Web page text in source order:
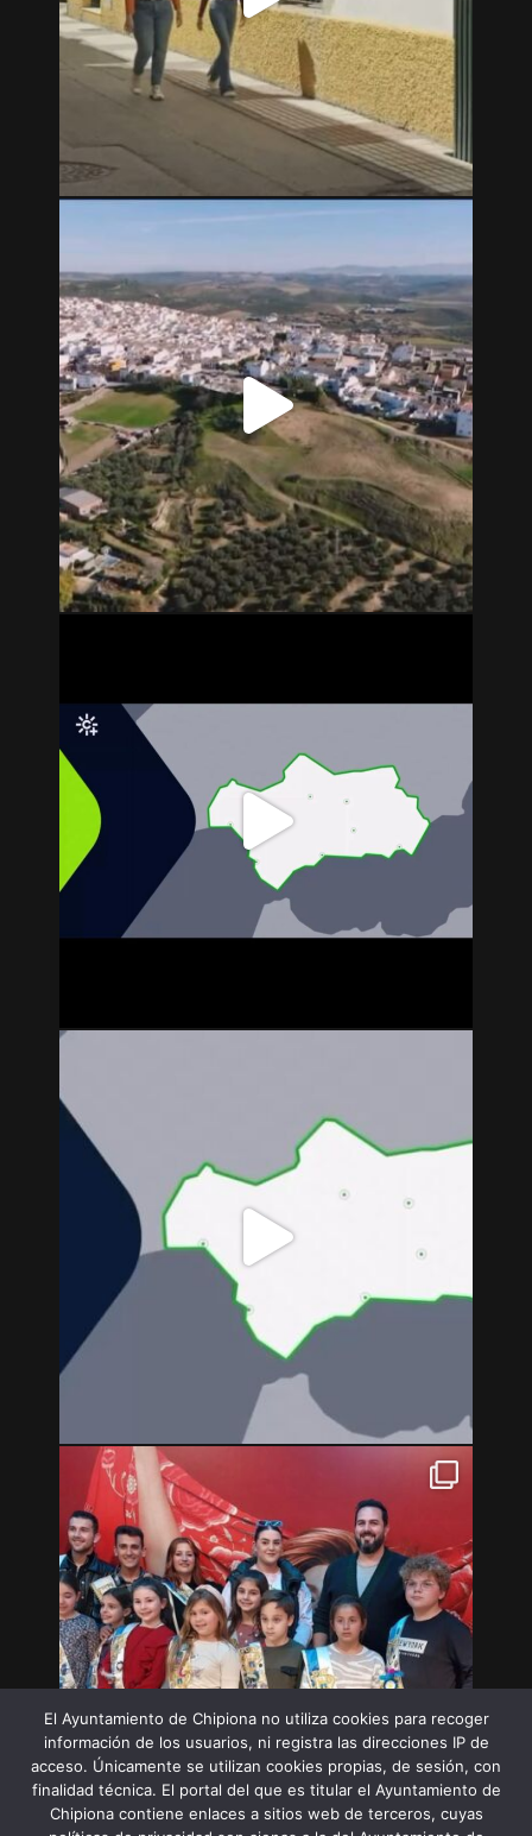
El Ayuntamiento de Chipiona no utiliza cookies para recoger
información de los usuarios, ni registra las direcciones IP de
acceso. Únicamente se utilizan cookies propias, de sesión, con
finalidad técnica. El portal del que es titular el Ayuntamiento de
Chipiona contiene enlaces a sitios web de terceros, cuyas